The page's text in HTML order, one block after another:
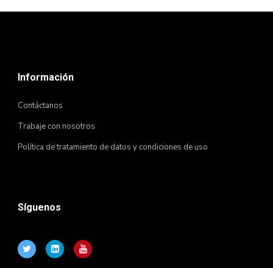
Información
Contáctanos
Trabaje con nosotros
Política de tratamiento de datos y condiciones de uso
Síguenos